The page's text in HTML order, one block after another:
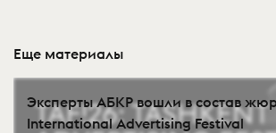
Еще материалы
Эксперты АБКР вошли в состав
International Advertising Festival